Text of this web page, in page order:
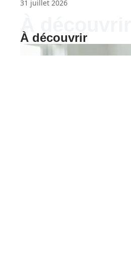
31 juillet 2026
À découvrir